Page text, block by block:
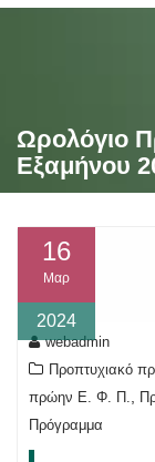
Ωρολόγιο
Εξαμήνου
16
Μαρ
2024
webadmin
Προπτυχιακό
πρώην Ε. Φ. Π.
Πρόγραμμα